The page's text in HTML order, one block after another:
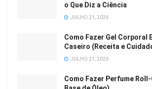
o Que Diz a Ciência
JULHO 21, 2026
Como Fazer Gel Corporal
Caseiro (Receita e
JULHO 21, 2026
Como Fazer Perfume